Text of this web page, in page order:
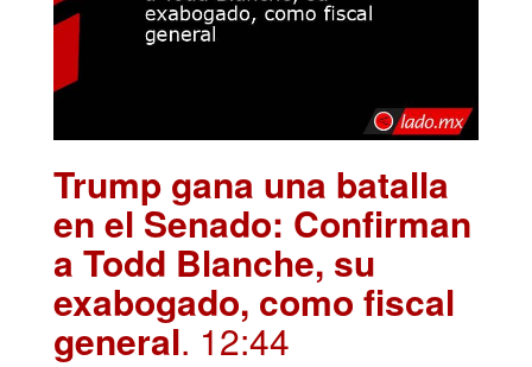
Trump gana una batalla
en el Senado: Confirman
a Todd Blanche, su
exabogado, como fiscal
general. 12:44